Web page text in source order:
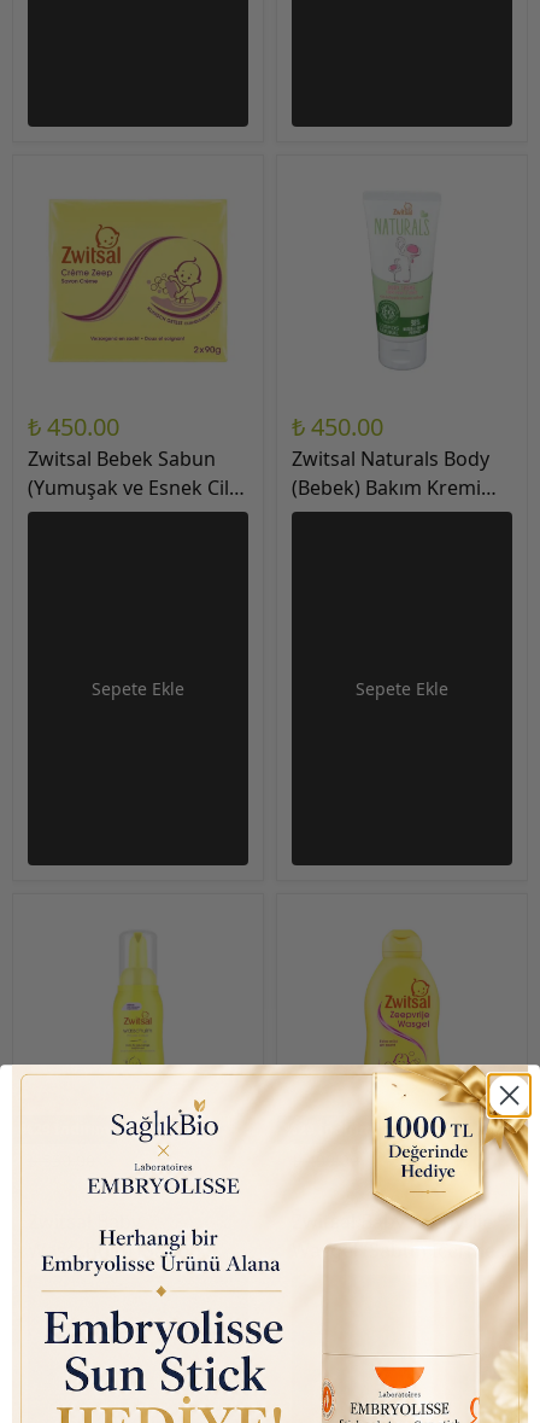
₺ 450.00
Zwitsal Bebek Sabun
(Yumuşak ve Esnek Cilt)
2*90gr (2 Adet)
Sepete Ekle
₺ 450.00
Zwitsal Naturals Body
(Bebek) Bakım Kremi
100ml
Sepete Ekle
₺ 390.00
Wasschuim (Sabun
İçermez) Zwitsal Yıkama
Köpüğü 200ml
%29 İndirim
₺ 490.00
₺ 350.00
Zwitsal Baby Zeepvrije
Wasgel (Sabun İçermez)